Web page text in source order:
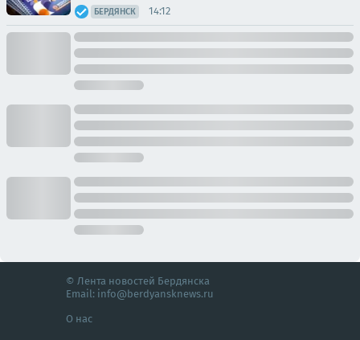
БЕРДЯНСК 14:12
© Лента новостей Бердянска
Email: info@berdyansknews.ru
О нас